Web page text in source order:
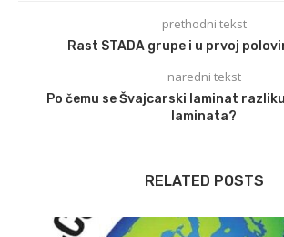
prethodni tekst
Rast STADA grupe i u prvoj
naredni tekst
Po čemu se Švajcarski laminat
laminata?
RELATED POSTS